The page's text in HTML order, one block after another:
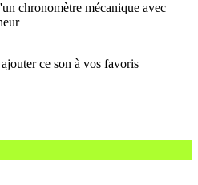
chronomètre mécanique avec